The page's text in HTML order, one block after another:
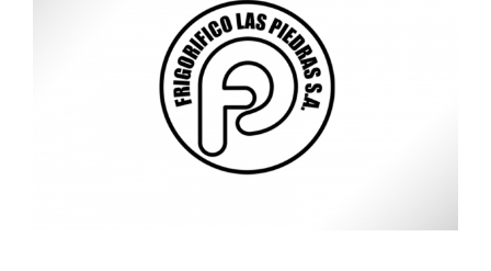
Conaprole